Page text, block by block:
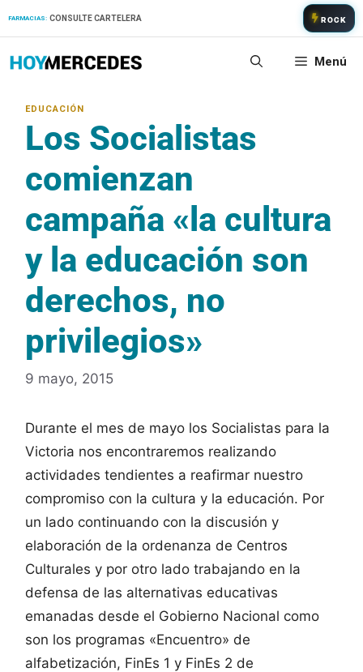
FARMACIAS: CONSULTE CARTELERA ROCK
Menú
Los Socialistas
comienzan
campaña «la cultura
y la educación son
derechos, no
privilegios»
9 mayo, 2015
Durante el mes de mayo los Socialistas para la
Victoria nos encontraremos realizando
actividades tendientes a reafirmar nuestro
compromiso con la cultura y la educación. Por
un lado continuando con la discusión y
elaboración de la ordenanza de Centros
Culturales y por otro lado trabajando en la
defensa de las alternativas educativas
emanadas desde el Gobierno Nacional como
son los programas «Encuentro» de
alfabetización, FinEs 1 y FinEs 2 de